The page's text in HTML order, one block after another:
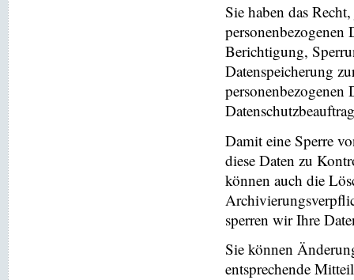
Sie haben das
personenbezogenen
Berichtigung,
Datenspeicherung
personenbezogenen
Damit eine Sperre
diese Daten zu
können auch die
sperren wir Ihre
Sie können
entsprechende